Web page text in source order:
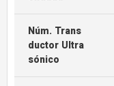
Núm. Trans
Ductor Ultra
Sónico